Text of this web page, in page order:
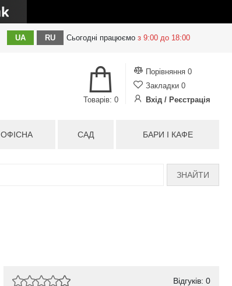
UA RU Сьогодні працюємо з 9:00 до 18:00
Порівняння 0
Закладки 0
Вхід / Реєстрація
Товарів: 0
ОФІСНА САД БАРИ І КАФЕ
ЗНАЙТИ
Відгуків: 0